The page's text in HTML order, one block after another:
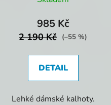
985 Kč
2 190 Kč (–55 %)
DETAIL
Lehké dámské kalhoty.